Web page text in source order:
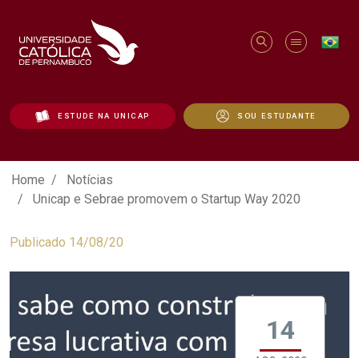
ESTUDE NA UNICAP SOU ESTUDANTE
Unicap e Sebrae promovem o Startup
Home
Notícias
Unicap e Sebrae promovem o Startup Way 2020
Publicado 14/08/20
14